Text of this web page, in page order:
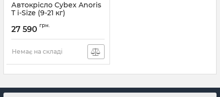
Автокрісло Cybex Anoris
T i-Size (9-21 кг)
27 590 грн.
Немає на складі